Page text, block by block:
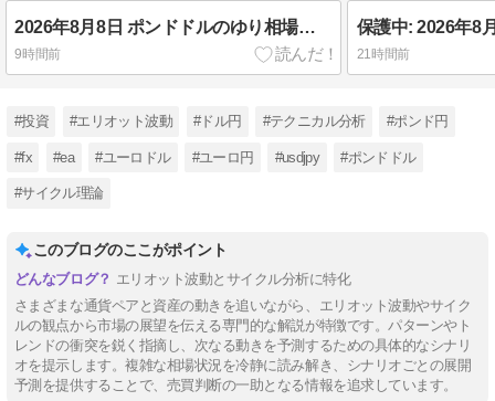
2026年8月8日 ポンドドルのゆり相場分析🌟
9時間前 21時間前
#投資 #エリオット波動 #ドル円 #テクニカル分析 #ポンド円
#fx #ea #ユーロドル #ユーロ円 #usdjpy #ポンドドル
#サイクル理論
このブログのここがポイント
エリオット波動とサイクル分析に特化
さまざまな通貨ペアと資産の動きを追いながら、エリオット波動やサイク
ルの観点から市場の展望を伝える専門的な解説が特徴です。パターンやト
レンドの衝突を鋭く指摘し、次なる動きを予測するための具体的なシナリ
オを提示します。複雑な相場状況を冷静に読み解き、シナリオごとの展開
予測を提供することで、売買判断の一助となる情報を追求しています。